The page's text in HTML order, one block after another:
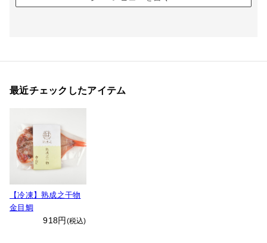
最近チェックしたアイテム
【冷凍】熟成之干物
金目鯛
918円 (税込)